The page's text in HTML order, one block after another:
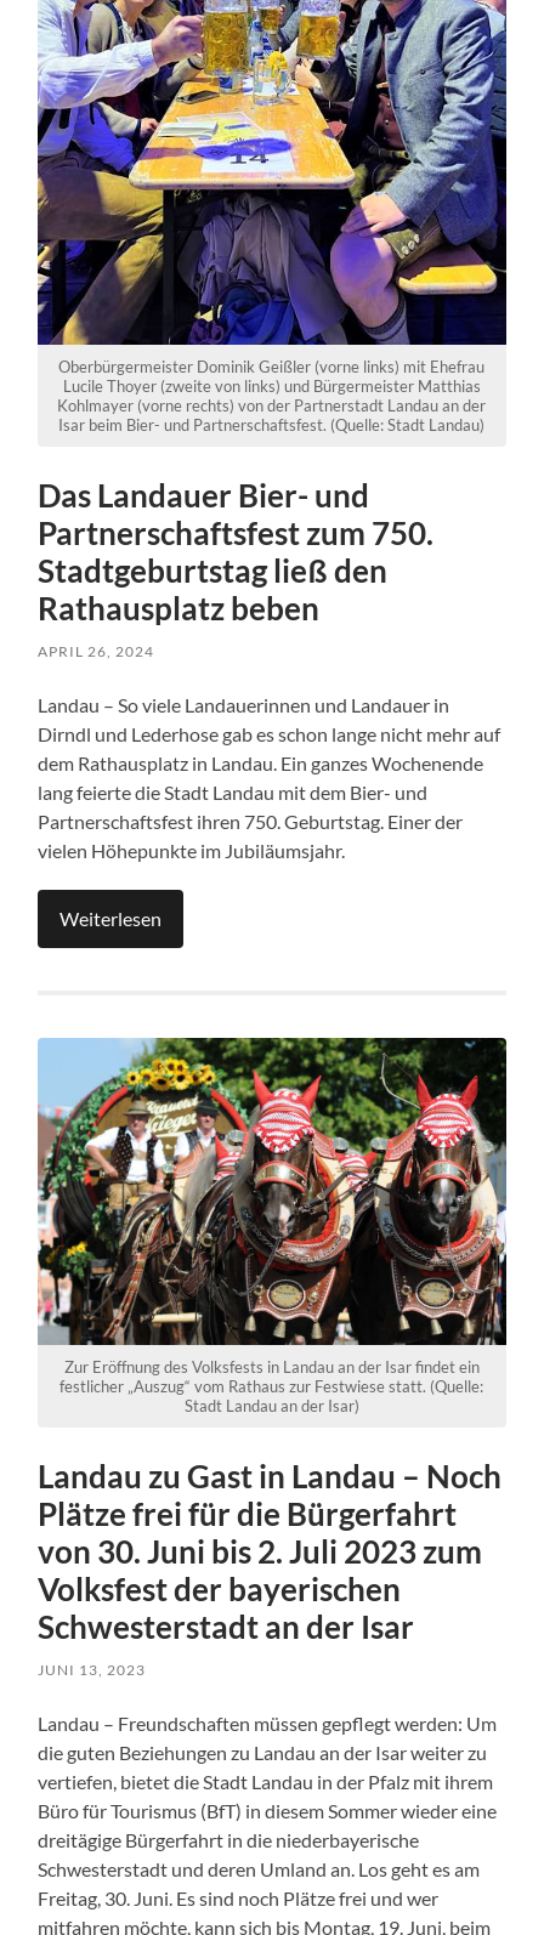
Oberbürgermeister Dominik Geißler (vorne links) mit Ehefrau
Lucile Thoyer (zweite von links) und Bürgermeister Matthias
Kohlmayer (vorne rechts) von der Partnerstadt Landau an der
Isar beim Bier- und Partnerschaftsfest. (Quelle: Stadt Landau)
Das Landauer Bier- und
Partnerschaftsfest zum 750.
Stadtgeburtstag ließ den
Rathausplatz beben
APRIL 26, 2024
Landau – So viele Landauerinnen und Landauer in
Dirndl und Lederhose gab es schon lange nicht mehr auf
dem Rathausplatz in Landau. Ein ganzes Wochenende
lang feierte die Stadt Landau mit dem Bier- und
Partnerschaftsfest ihren 750. Geburtstag. Einer der
vielen Höhepunkte im Jubiläumsjahr.
Weiterlesen
Zur Eröffnung des Volksfests in Landau an der Isar findet ein
festlicher „Auszug“ vom Rathaus zur Festwiese statt. (Quelle:
Stadt Landau an der Isar)
Landau zu Gast in Landau – Noch
Plätze frei für die Bürgerfahrt
von 30. Juni bis 2. Juli 2023 zum
Volksfest der bayerischen
Schwesterstadt an der Isar
JUNI 13, 2023
Landau – Freundschaften müssen gepflegt werden: Um
die guten Beziehungen zu Landau an der Isar weiter zu
vertiefen, bietet die Stadt Landau in der Pfalz mit ihrem
Büro für Tourismus (BfT) in diesem Sommer wieder eine
dreitägige Bürgerfahrt in die niederbayerische
Schwesterstadt und deren Umland an. Los geht es am
Freitag, 30. Juni. Es sind noch Plätze frei und wer
mitfahren möchte, kann sich bis Montag, 19. Juni, beim